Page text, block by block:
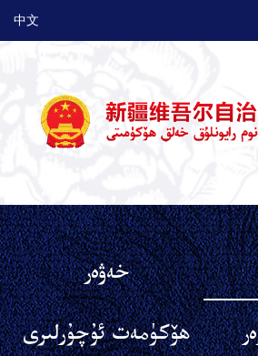
中文
خەۋەر
ھۆكۈمەت ئۇچۇرلىرى